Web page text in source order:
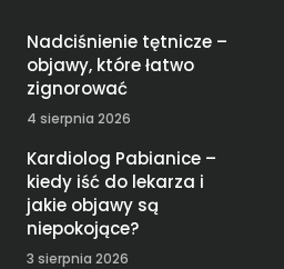
Nadciśnienie tętnicze –
objawy, które łatwo
zignorować
4 sierpnia 2026
Kardiolog Pabianice –
kiedy iść do lekarza i
jakie objawy są
niepokojące?
3 sierpnia 2026